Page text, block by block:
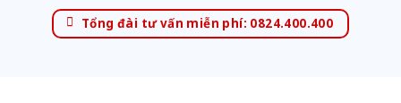
Tổng đài tư vấn miễn phí: 0824.400.400